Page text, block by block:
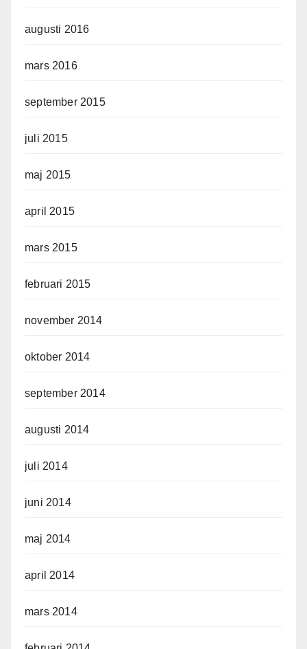
augusti 2016
mars 2016
september 2015
juli 2015
maj 2015
april 2015
mars 2015
februari 2015
november 2014
oktober 2014
september 2014
augusti 2014
juli 2014
juni 2014
maj 2014
april 2014
mars 2014